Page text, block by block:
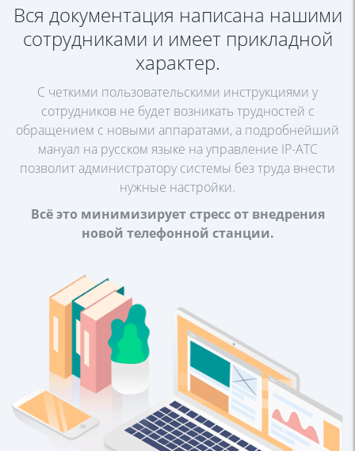
Вся документация написана нашими
сотрудниками и имеет прикладной
характер.
С четкими пользовательскими инструкциями у
сотрудников не будет возникать трудностей с
обращением с новыми аппаратами, а подробнейший
мануал на русском языке на управление IP-АТС
позволит администратору системы безтруда внести
нужные настройки.
Всё это минимизирует стресс от внедрения
новой телефонной станции.